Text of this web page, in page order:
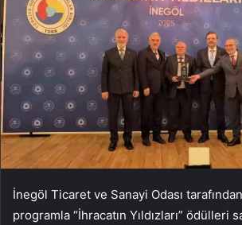
İnegöl Ticaret ve Sanayi Odası
programla “İhracatın Yıldızları” ödülleri